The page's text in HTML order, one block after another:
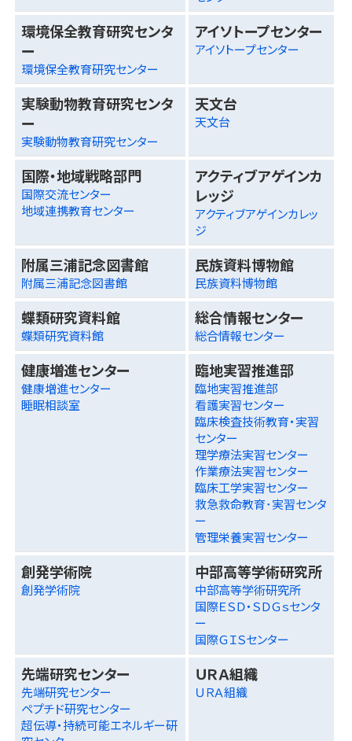
環境保全教育研究センタ
ー
環境保全教育研究センター
アイソトープセンター
アイソトープセンター
実験動物教育研究センタ
ー
実験動物教育研究センター
天文台
天文台
国際・地域戦略部門
国際交流センター
地域連携教育センター
アクティブアゲインカ
レッジ
アクティブアゲインカレッ
ジ
附属三浦記念図書館
附属三浦記念図書館
民族資料博物館
民族資料博物館
蝶類研究資料館
蝶類研究資料館
総合情報センター
総合情報センター
健康増進センター
健康増進センター
睡眠相談室
臨地実習推進部
臨地実習推進部
看護実習センター
臨床検査技術教育・実習
センター
理学療法実習センター
作業療法実習センター
臨床工学実習センター
救急救命教育･実習センタ
ー
管理栄養実習センター
創発学術院
創発学術院
中部高等学術研究所
中部高等学術研究所
国際ＥＳＤ・ＳＤＧｓセンタ
ー
国際ＧＩＳセンター
先端研究センター
先端研究センター
ペプチド研究センター
超伝導・持続可能エネルギー研
ＵＲＡ組織
ＵＲＡ組織